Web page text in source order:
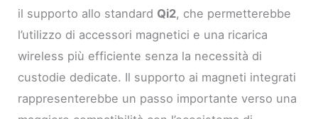
il supporto allo standard Qi2, che permetterebbe
l’utilizzo di accessori magnetici e una ricarica
wireless più efficiente senza la necessità di
custodie dedicate. Il supporto ai magneti integrati
rappresenterebbe un passo importante verso una